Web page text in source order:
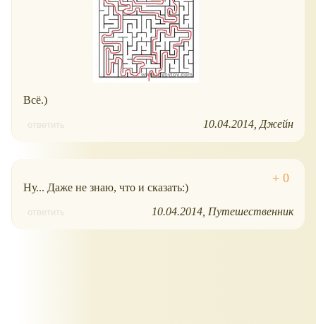
Всё.)
ответить 10.04.2014 Джейн
Ну... Даже не знаю, что и сказать:)
ответить 10.04.2014 Путешественник